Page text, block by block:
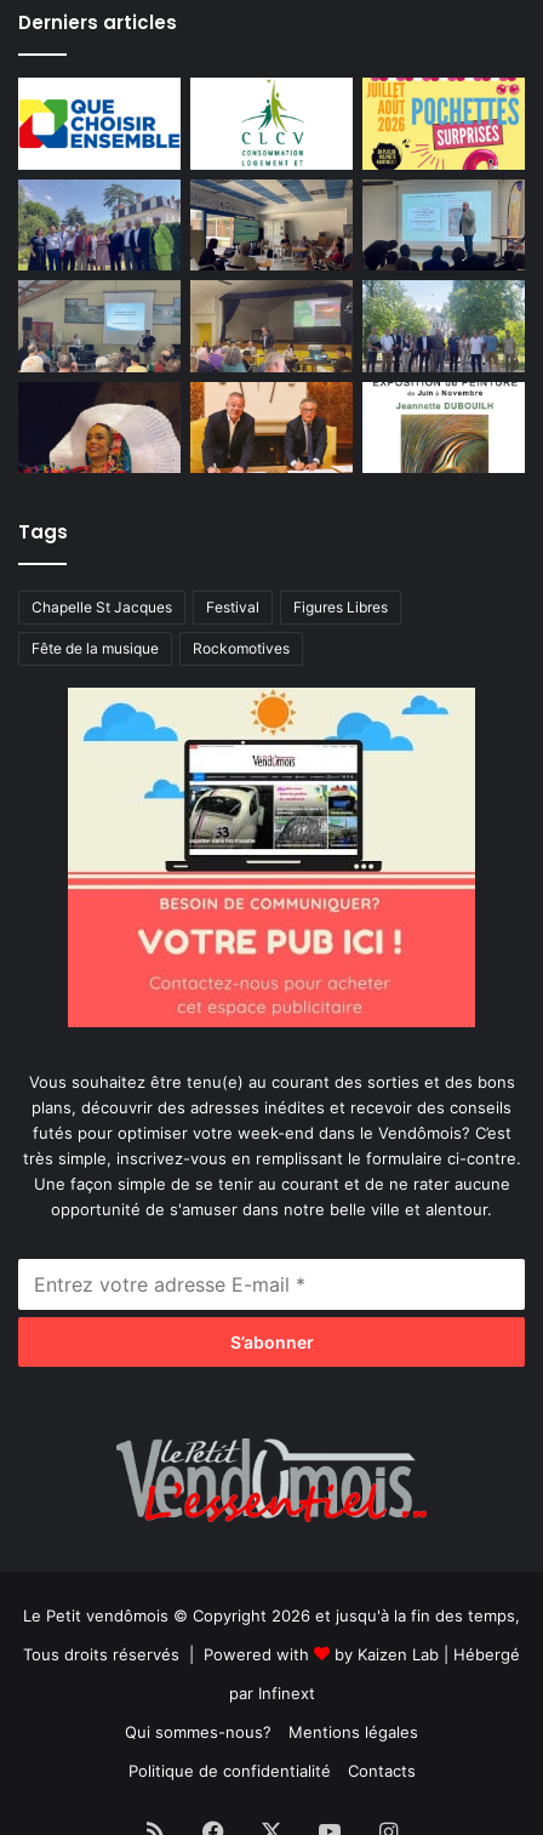
Derniers articles
Tags
Chapelle St Jacques Festival Figures Libres
Fête de la musique Rockomotives
Vous souhaitez être tenu(e) au courant des sorties et des bons
plans, découvrir des adresses inédites et recevoir des conseils
futés pour optimiser votre week-end dans le Vendômois? C’est
très simple, inscrivez-vous en remplissant le formulaire ci-contre.
Une façon simple de se tenir au courant et de ne rater aucune
opportunité de s'amuser dans notre belle ville et alentour.
Le Petit vendômois © Copyright 2026 et jusqu'à la fin des temps,
Tous droits réservés | Powered with
by Kaizen Lab | Hébergé
par Infinext
Qui sommes-nous?
Mentions légales
Politique de confidentialité
Contacts